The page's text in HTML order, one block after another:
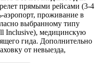
прямыми рейсами (3-4
аэропорт, проживание в
выбранному типу
Inclusive), медицинскую
гида. Дополнительно
от невыезда,